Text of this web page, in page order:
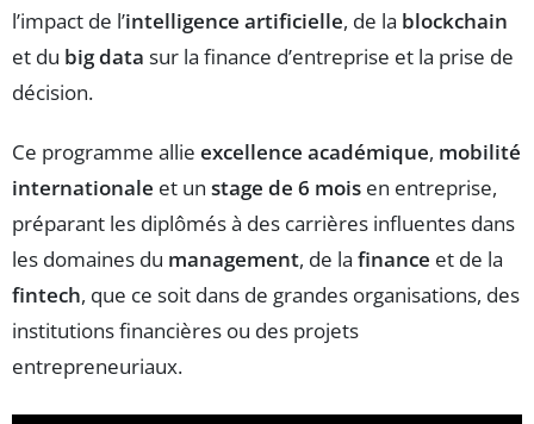
l’impact de l’intelligence artificielle, de la blockchain
et du big data sur la finance d’entreprise et la prise de
décision.
Ce programme allie excellence académique, mobilité
internationale et un stage de 6 mois en entreprise,
préparant les diplômés à des carrières influentes dans
les domaines du management, de la finance et de la
fintech, que ce soit dans de grandes organisations, des
institutions financières ou des projets
entrepreneuriaux.